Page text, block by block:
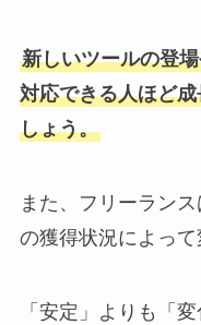
新しいツールの登
対応できる人ほど
しょう。
また、フリーラン
の獲得状況によって
「安定」よりも「